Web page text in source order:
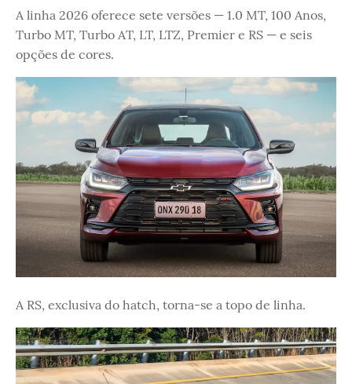
A linha 2026 oferece sete versões — 1.0 MT, 100 Anos,
Turbo MT, Turbo AT, LT, LTZ, Premier e RS — e seis
opções de cores.
A RS, exclusiva do hatch, torna-se a topo de linha.